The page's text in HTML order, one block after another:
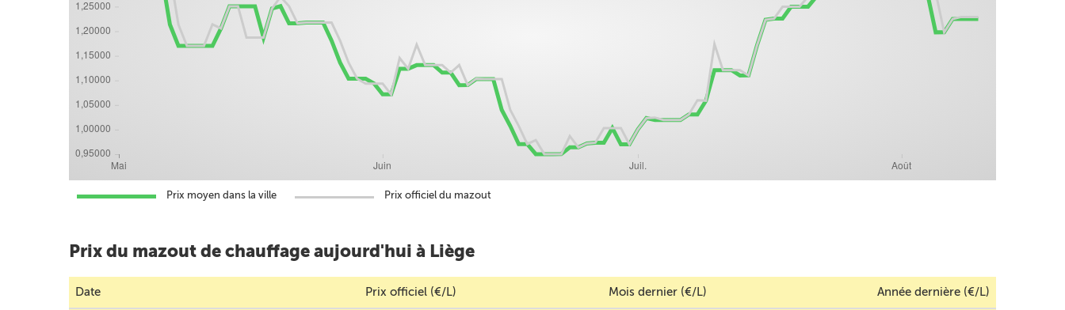
Prix moyen dans la ville Prix officiel du mazout
Prix du mazout de chauffage aujourd'hui à Liège
Date Prix officiel (€/L) Mois dernier (€/L) Année dernière (€/L)